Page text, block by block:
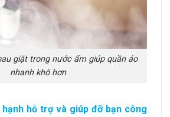
giặt trong nước ấm giúp quần áo
nhanh khô hơn
hạnh hỗ trợ và giúp đỡ bạn công